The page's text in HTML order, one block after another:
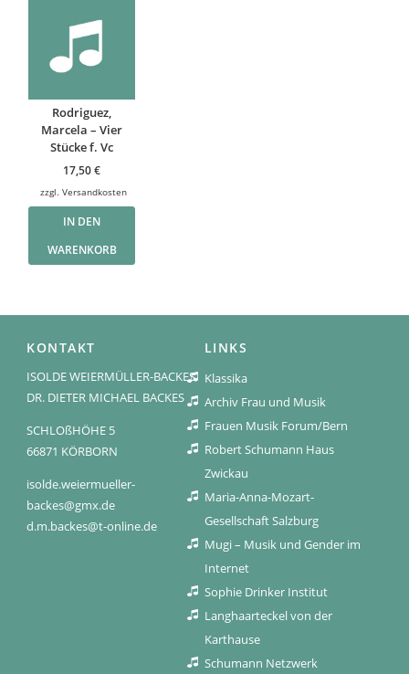
Rodriguez,
Marcela – Vier
Stücke f. Vc
17,50€
zzgl.Versandkosten
IN DEN
WARENKORB
KONTAKT
ISOLDE WEIERMÜLLER-BACKES
DR. DIETER MICHAEL BACKES
SCHLOßHÖHE 5
66871 KÖRBORN
isolde.weiermueller-
backes@gmx.de
d.m.backes@t-online.de
LINKS
Klassika
Archiv Frau und Musik
Frauen Musik Forum/Bern
Robert Schumann Haus
Zwickau
Maria-Anna-Mozart-
Gesellschaft Salzburg
Mugi – Musik und Gender im
Internet
Sophie Drinker Institut
Langhaarteckel von der
Karthause
Schumann Netzwerk